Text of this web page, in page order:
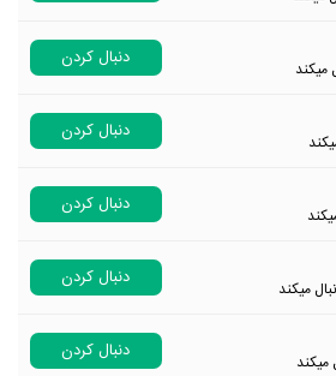
دنبال کردن
دنبال کردن
دنبال کردن
دنبال کردن
دنبال کردن